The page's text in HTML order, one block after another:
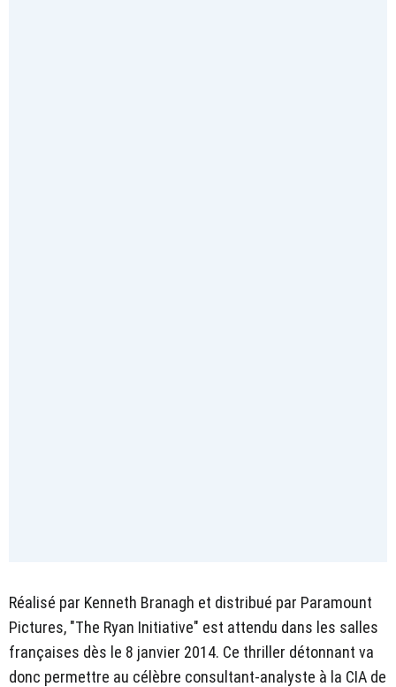
Réalisé par Kenneth Branagh et distribué par Paramount
Pictures, "The Ryan Initiative" est attendu dans les salles
françaises dès le 8 janvier 2014. Ce thriller détonnant va
donc permettre au célèbre consultant-analyste à la CIA de